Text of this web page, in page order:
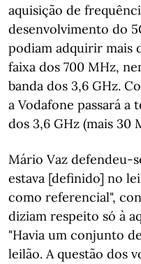
aquisição de
desenvolvimento do
podiam adquirir mais
faixa dos 700 MHz,
banda dos 3,6 GHz.
a Vodafone passará a
dos 3,6 GHz (mais 30
Mário Vaz defendeu-
estava [definido] no
como referencial",
diziam respeito só à
"Havia um conjunto
leilão. A questão dos